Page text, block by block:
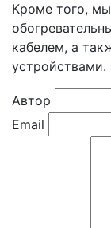
Кроме того,
кабелем, а
устройствами.
Автор
Email